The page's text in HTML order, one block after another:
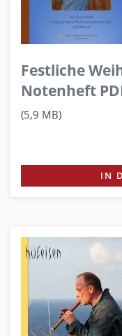
Festliche
Notenheft
(5,9 MB)
IN